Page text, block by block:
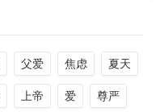
父爱 焦虑 夏天
上帝 爱 尊严